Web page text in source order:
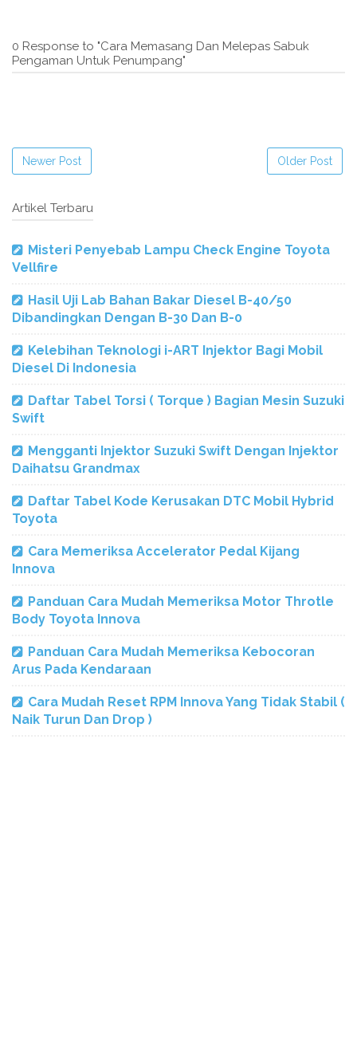
0 Response to "Cara Memasang Dan Melepas Sabuk
Pengaman Untuk Penumpang"
Newer Post Older Post
Artikel Terbaru
Misteri Penyebab Lampu Check Engine Toyota
Vellfire
Hasil Uji Lab Bahan Bakar Diesel B-40/50
Dibandingkan Dengan B-30 Dan B-0
Kelebihan Teknologi i-ART Injektor Bagi Mobil
Diesel Di Indonesia
Daftar Tabel Torsi ( Torque ) Bagian Mesin Suzuki
Swift
Mengganti Injektor Suzuki Swift Dengan Injektor
Daihatsu Grandmax
Daftar Tabel Kode Kerusakan DTC Mobil Hybrid
Toyota
Cara Memeriksa Accelerator Pedal Kijang
Innova
Panduan Cara Mudah Memeriksa Motor Throtle
Body Toyota Innova
Panduan Cara Mudah Memeriksa Kebocoran
Arus Pada Kendaraan
Cara Mudah Reset RPM Innova Yang Tidak Stabil (
Naik Turun Dan Drop )